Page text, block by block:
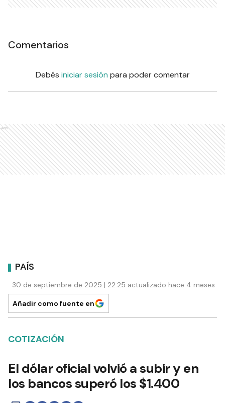
Comentarios
Debés iniciar sesión para poder comentar
Ads
PAÍS
30 de septiembre de 2025 | 22:25 actualizado hace 4 meses
Añadir como fuente en
COTIZACIÓN
El dólar oficial volvió a subir y en
los bancos superó los $1.400